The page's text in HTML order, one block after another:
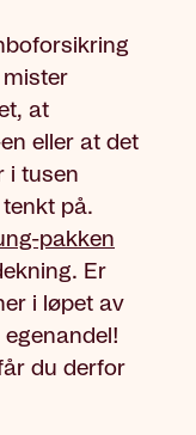
mister
at
eller at det
i tusen
på.
pakken
Er
i løpet av
du derfor